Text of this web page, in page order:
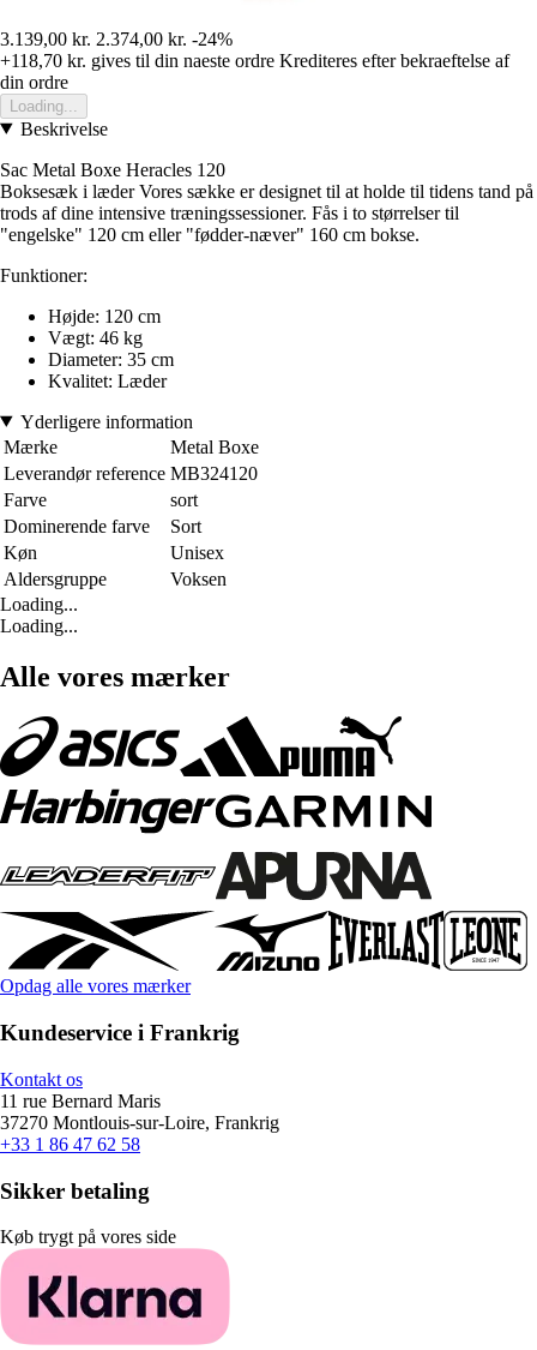
3.139,00 kr. 2.374,00 kr. -24%
+118,70 kr. gives til din naeste ordre Krediteres efter bekraeftelse af
din ordre
Loading...
Beskrivelse
Sac Metal Boxe Heracles 120
Boksesæk i læder Vores sække er designet til at holde til tidens tand på
trods af dine intensive træningssessioner. Fås i to størrelser til
"engelske" 120 cm eller "fødder-næver" 160 cm bokse.
Funktioner:
Højde: 120 cm
Vægt: 46 kg
Diameter: 35 cm
Kvalitet: Læder
Yderligere information
Mærke
Metal Boxe
Leverandør reference MB324120
Farve
sort
Dominerende farve
Sort
Køn
Unisex
Aldersgruppe
Voksen
Loading...
Loading...
Alle vores mærker
Opdag alle vores mærker
Kundeservice i Frankrig
Kontakt os
11 rue Bernard Maris
37270 Montlouis-sur-Loire, Frankrig
+33 1 86 47 62 58
Sikker betaling
Køb trygt på vores side